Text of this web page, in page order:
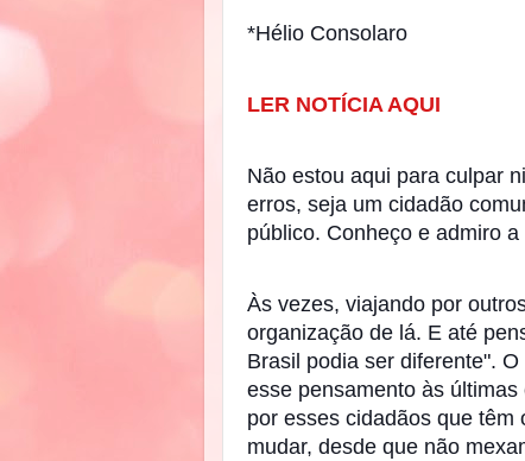
*Hélio Consolaro
LER NOTÍCIA AQUI
Não estou aqui para culpar
erros, seja um cidadão
público. Conheço e admiro
Às vezes, viajando por
organização de lá. E até
Brasil podia ser diferente".
esse pensamento às
por esses cidadãos que têm
mudar, desde que não